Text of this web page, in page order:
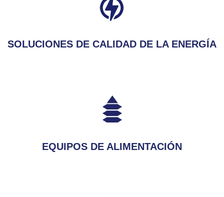
SOLUCIONES DE CALIDAD DE LA ENERGÍA
EQUIPOS DE ALIMENTACIÓN